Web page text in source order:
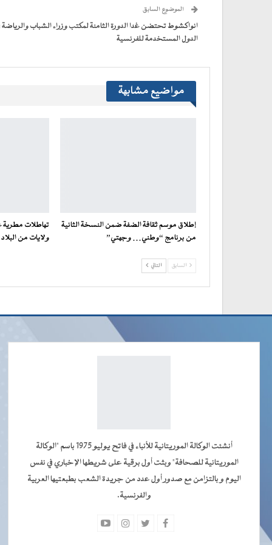
جديدة)
الموضوع السابق
انواكشوط تحتضن غدا الدورة الثامنة لمكتب وزراء الشباب والرياضة
الدول المستخدمة للفرنسية
مواضيع مشابهة
إطلاق موسم ثقافة الضفة ضمن النسخة الثانية
من برنامج “وطني… وجهتي”
تهاطلات
ولايات من البلاد
السابق التالي
أنشئت الوكالة الموريتانية للأنباء في فاتح يوليو 1975 باسم "الوكالة
الموريتانية للصحافة" وبثت أول برقية على شريطها الإخباري في نفس
اليوم و بالتزامن مع صدور أول عدد من جريدة الشعب بطبعتيها العربية
والفرنسية.